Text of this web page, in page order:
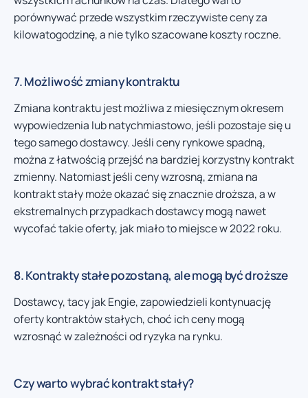
porównywać przede wszystkim rzeczywiste ceny za
kilowatogodzinę, a nie tylko szacowane koszty roczne.
7. Możliwość zmiany kontraktu
Zmiana kontraktu jest możliwa z miesięcznym okresem
wypowiedzenia lub natychmiastowo, jeśli pozostaje się u
tego samego dostawcy. Jeśli ceny rynkowe spadną,
można z łatwością przejść na bardziej korzystny kontrakt
zmienny. Natomiast jeśli ceny wzrosną, zmiana na
kontrakt stały może okazać się znacznie droższa, a w
ekstremalnych przypadkach dostawcy mogą nawet
wycofać takie oferty, jak miało to miejsce w 2022 roku.
8. Kontrakty stałe pozostaną, ale mogą być droższe
Dostawcy, tacy jak Engie, zapowiedzieli kontynuację
oferty kontraktów stałych, choć ich ceny mogą
wzrosnąć w zależności od ryzyka na rynku.
Czy warto wybrać kontrakt stały?